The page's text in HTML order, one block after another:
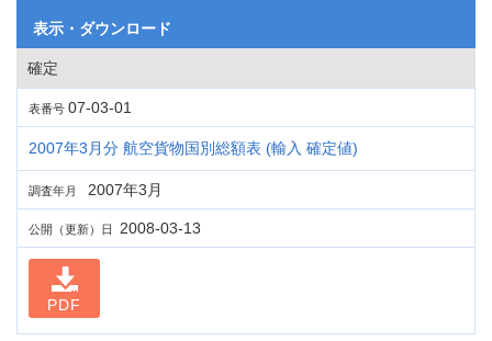
表示・ダウンロード
確定
表番号 07-03-01
2007年3月分 航空貨物国別総額表 (輸入 確定値)
調査年月 2007年3月
公開（更新）日 2008-03-13
PDF